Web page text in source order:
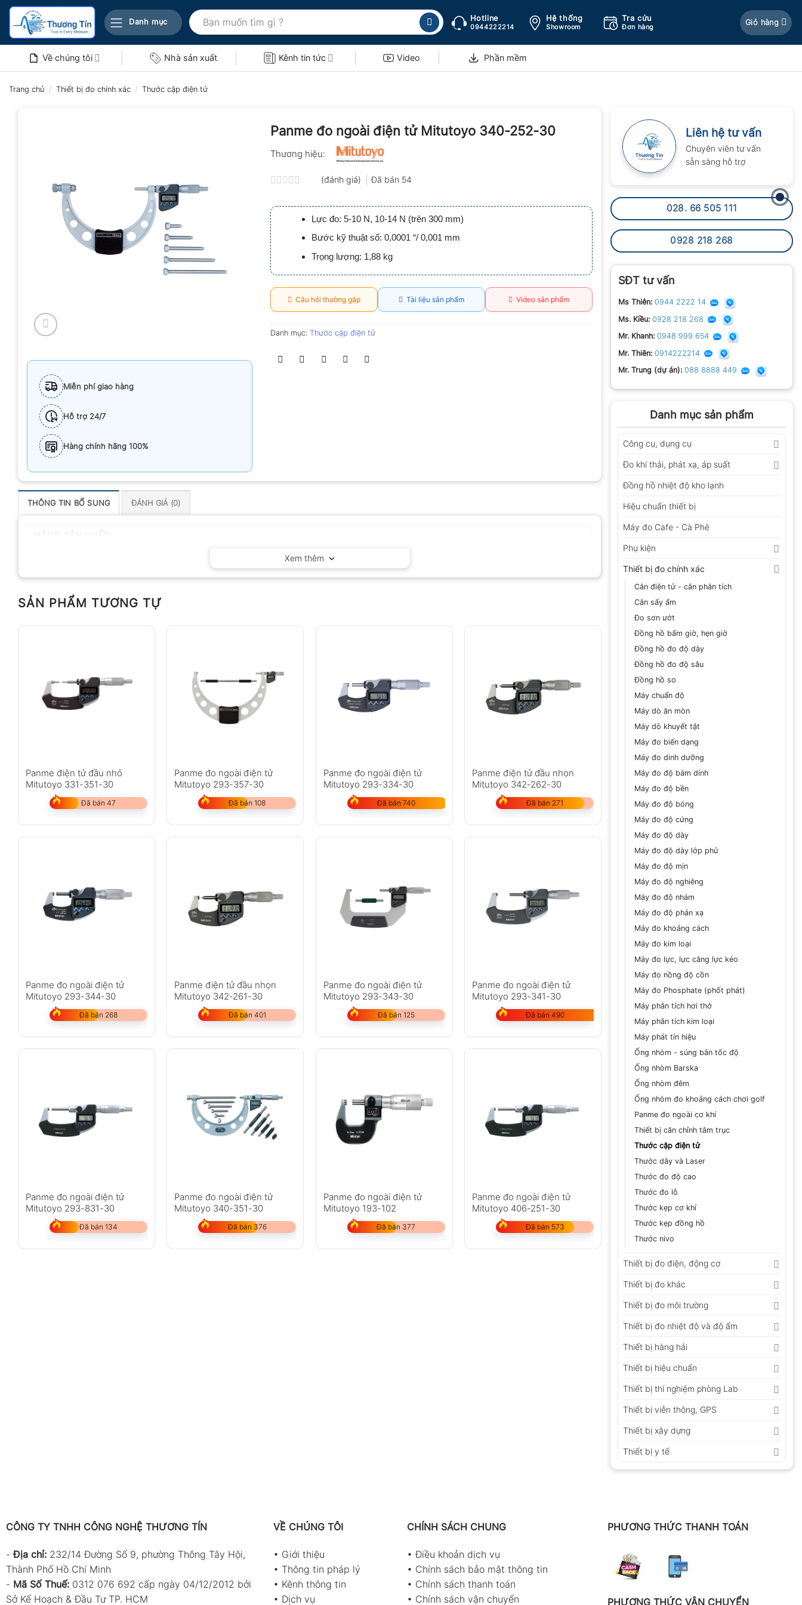
Bỏ
nội
Danh mục
Tìm
kiếm:
Hotline
0944222214
Hệ thống
Showroom
Tra cứu
Đơn hàng
Giỏ hàng
Về chúng tôi Nhà sản xuất Kênh tin tức Video Phần mềm
Trang chủ / Thiết bị đo chính xác / Thước cặp điện tử
Liên hệ tư vấn
Chuyên viên tư vấn
sẵn sàng hỗ trợ
028. 66 505 111
0928 218 268
SĐT tư vấn
Ms Thiên: 0944 2222 14
Ms. Kiều: 0928 218 268
Mr. Khanh: 0948 999 654
Mr. Thiên: 0914222214
Mr. Trung (dự án): 088 8888 449
Danh mục sản phẩm
Công cụ, dụng cụ
Đo khí thải, phát xạ, áp suất
Đồng hồ nhiệt độ kho lạnh
Hiệu chuẩn thiết bị
Máy đo Cafe - Cà Phê
Phụ kiện
Thiết bị đo chính xác
Cân điện tử - cân phân tích
Cân sấy ẩm
Đo sơn ướt
Đồng hồ bấm giờ, hẹn giờ
Đồng hồ đo độ dày
Đồng hồ đo độ sâu
Đồng hồ so
Máy chuẩn độ
Máy dò ăn mòn
Máy dò khuyết tật
Máy đo biến dạng
Máy đo dinh dưỡng
Máy đo độ bám dính
Máy đo độ bền
Máy đo độ bóng
Máy đo độ cứng
Máy đo độ dày
Máy đo độ dày lớp phủ
Máy đo độ mịn
Máy đo độ nghiêng
Máy đo độ nhám
Máy đo độ phản xạ
Máy đo khoảng cách
Máy đo kim loại
Máy đo lực, lực căng lực kéo
Máy đo nồng độ cồn
Máy đo Phosphate (phốt phát)
Máy phân tích hơi thở
Máy phân tích kim loại
Máy phát tín hiệu
Ống nhòm - súng bắn tốc độ
Ống nhòm Barska
Ống nhòm đêm
Ống nhòm đo khoảng cách chơi golf
Panme đo ngoài cơ khí
Thiết bị căn chỉnh tâm trục
Thước cặp điện tử
Thước dây và Laser
Thước đo độ cao
Thước đo lỗ
Thước kẹp cơ khí
Thước kẹp đồng hồ
Thước nivo
Thiết bị đo điện, động cơ
Thiết bị đo khác
Thiết bị đo môi trường
Thiết bị đo nhiệt độ và độ ẩm
Thiết bị hàng hải
Thiết bị hiệu chuẩn
Thiết bị thí nghiệm phòng Lab
Thiết bị viễn thông, GPS
Thiết bị xây dựng
Thiết bị y tế
Miễn phí giao hàng
Hỗ trợ 24/7
Hàng chính hãng 100%
Panme đo ngoài điện tử Mitutoyo 340-252-30
Thương hiệu:
xếp
hạng
0.0
5
sao
(đánh giá) Đã bán 54
Lực đo: 5-10 N, 10-14 N (trên 300 mm)
Bước kỹ thuật số: 0,0001 “/ 0,001 mm
Trọng lượng: 1,88 kg
Câu hỏi thường gặp Tài liệu sản phẩm Video sản phẩm
Danh mục: Thước cặp điện tử
THÔNG TIN BỔ SUNG ĐÁNH GIÁ (0)
Xem thêm
SẢN PHẨM TƯƠNG TỰ
Panme điện tử đầu nhỏ
Mitutoyo 331-351-30
Đã bán 47
Panme đo ngoài điện tử
Mitutoyo 293-357-30
Đã bán 108
Panme đo ngoài điện tử
Mitutoyo 293-334-30
Đã bán 740
Panme điện tử đầu nhọn
Mitutoyo 342-262-30
Đã bán 271
Panme đo ngoài điện tử
Mitutoyo 293-344-30
Đã bán 268
Panme điện tử đầu nhọn
Mitutoyo 342-261-30
Đã bán 401
Panme đo ngoài điện tử
Mitutoyo 293-343-30
Đã bán 125
Panme đo ngoài điện tử
Mitutoyo 293-341-30
Đã bán 490
Panme đo ngoài điện tử
Mitutoyo 293-831-30
Đã bán 134
Panme đo ngoài điện tử
Mitutoyo 340-351-30
Đã bán 376
Panme đo ngoài điện tử
Mitutoyo 193-102
Đã bán 377
Panme đo ngoài điện tử
Mitutoyo 406-251-30
Đã bán 573
CÔNG TY TNHH CÔNG NGHỆ THƯƠNG TÍN
-Địa chỉ: 232/14 Đường Số 9, phường Thông Tây Hội,
Thành Phố Hồ Chí Minh
- Mã Số Thuế: 0312 076 692 cấp ngày 04/12/2012 bởi
Sở Kế Hoạch & Đầu Tư TP. HCM
VỀ CHÚNG TÔI
• Giới thiệu
• Thông tin pháp lý
• Kênh thông tin
• Dịch vụ
CHÍNH SÁCH CHUNG
•Điều khoản dịch vụ
• Chính sách bảo mật thông tin
• Chính sách thanh toán
• Chính sách vận chuyển
PHƯƠNG THỨC THANH TOÁN
PHƯƠNG THỨC VẬN CHUYỂN